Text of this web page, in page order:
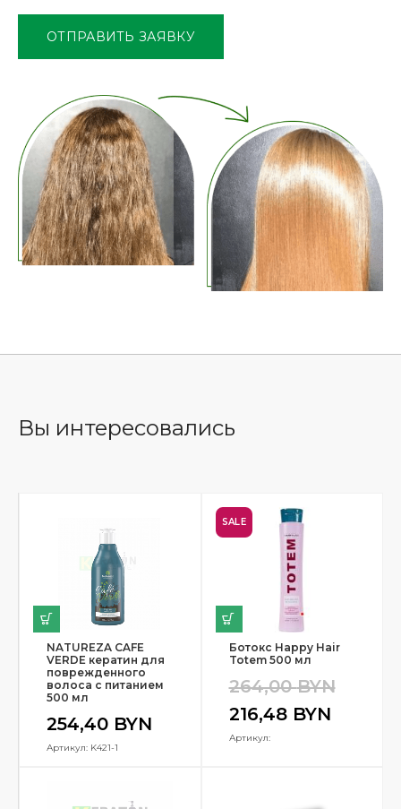
поле
пустым.
ОТПРАВИТЬ ЗАЯВКУ
Вы интересовались
NATUREZA CAFE
VERDE кератин для
поврежденного
волоса с питанием
500 мл
254,40 BYN
Артикул: K421-1
SALE
Ботокс Happy Hair
Totem 500 мл
264,00BYN
216,48 BYN
Артикул: